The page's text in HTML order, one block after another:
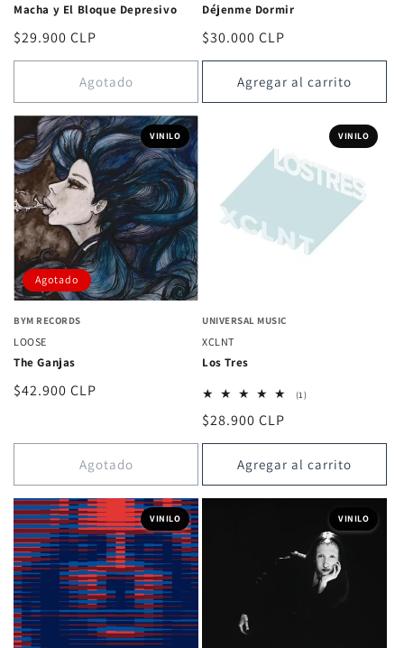
Macha y El Bloque Depresivo
Precio
habitual
$29.900 CLP
Agotado
Déjenme Dormir
Precio
habitual
$30.000 CLP
Agregar al carrito
VINILO
Agotado
BYM RECORDS
LOOSE
The Ganjas
Precio
$42.900 CLP
Agotado
VINILO
UNIVERSAL MUSIC
XCLNT
Los Tres
(1)1
Precio
habitual
$28.900 CLP
Agregar al carrito
VINILO VINILO